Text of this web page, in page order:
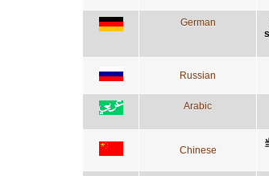
German
Russian
Arabic
Chinese